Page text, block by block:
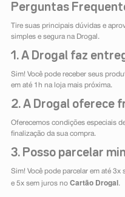
Perguntas
Tire suas principais dúvidas e
simples e segura na Drogal.
1. A Drogal faz
Sim! Você pode receber seus
em até 1h na loja mais próxima.
2. A Drogal oferece
Oferecemos condições especiais
finalização da sua compra.
3. Posso parcelar
Sim! Você pode parcelar em até
e 5x sem juros no Cartão Drogal.